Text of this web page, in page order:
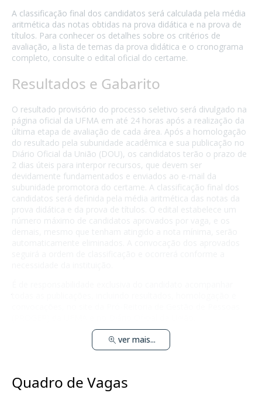
A classificação final dos candidatos será calculada pela média
aritmética das notas obtidas na prova didática e na prova de
títulos. Para conhecer os detalhes sobre os critérios de
avaliação, a lista de temas da prova didática e o cronograma
completo, consulte o edital oficial do certame.
Resultados e Gabarito
O resultado provisório do processo seletivo será divulgado na
página oficial da UFMA em até 24 horas após a realização da
última etapa de avaliação de cada área. Após a homologação
do resultado pela subunidade acadêmica e sua publicação no
Diário Oficial da União (DOU), os candidatos terão o prazo de
2 dias úteis para interpor recursos, que devem ser
devidamente fundamentados e enviados ao e-mail da
subunidade promotora do certame. A classificação final dos
candidatos será definida pela média aritmética das notas da
prova didática e da prova de títulos. O edital estabelece um
ver mais...
Quadro de Vagas